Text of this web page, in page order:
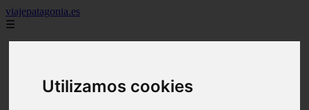
Utilizamos cookies
viajepatagonia.es
☰
benidorm